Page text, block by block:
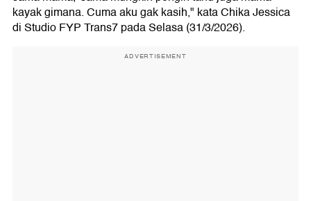
kayak gimana. Cuma aku gak kasih," kata Chika Jessica
di Studio FYP Trans7 pada Selasa (31/3/2026).
ADVERTISEMENT